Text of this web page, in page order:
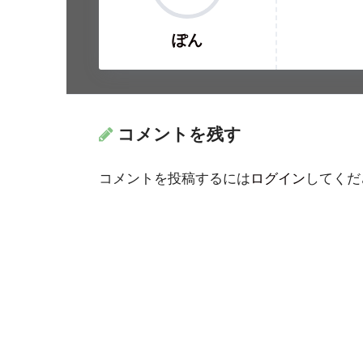
ぽん
コメントを残す
コメントを投稿するには ログイン してく